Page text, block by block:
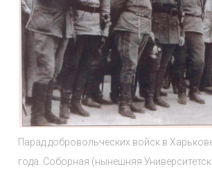
Парад добровольческих войск в
года. Соборная (нынешняя